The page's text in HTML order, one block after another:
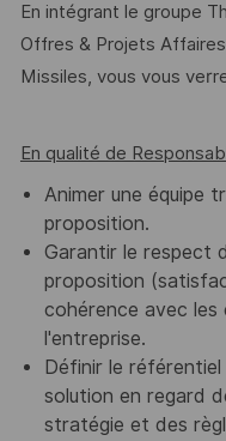
En intégrant le groupe
Offres & Projets
Missiles, vous vous
En qualité de
Animer une équipe
proposition.
Garantir le respect
proposition
cohérence avec
l'entreprise.
Définir le référentiel
solution en regard
stratégie et des